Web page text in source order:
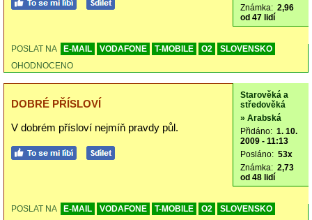
Známka: 2,96
od 47 lidí
POSLAT NA E-MAIL VODAFONE T-MOBILE O2
SLOVENSKO
OHODNOCENO
DOBRÉ PŘÍSLOVÍ
V dobrém přísloví nejmíň pravdy půl.
Starověká a
středověká
» Arabská
Přidáno: 1. 10.
2009 - 11:13
Posláno: 53x
Známka: 2,73
od 48 lidí
POSLAT NA E-MAIL VODAFONE T-MOBILE O2
SLOVENSKO